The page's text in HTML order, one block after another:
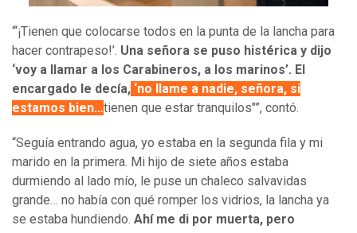
“‘¡Tienen que colocarse todos en la punta de la lancha para
hacer contrapeso!’. Una señora se puso histérica y dijo
‘voy a llamar a los Carabineros, a los marinos’. El
encargado le decía, ‘no llame a nadie, señora, si
estamos bien…tienen que estar tranquilos"”, contó.
“Seguía entrando agua, yo estaba en la segunda fila y mi
marido en la primera. Mi hijo de siete años estaba
durmiendo al lado mío, le puse un chaleco salvavidas
grande… no había con qué romper los vidrios, la lancha ya
se estaba hundiendo. Ahí me di por muerta, pero